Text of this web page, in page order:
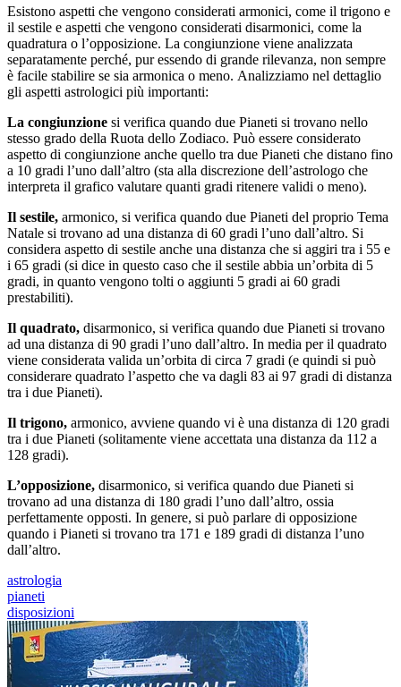
Esistono aspetti che vengono considerati armonici, come il trigono e
il sestile e aspetti che vengono considerati disarmonici, come la
quadratura o l’opposizione. La congiunzione viene analizzata
separatamente perché, pur essendo di grande rilevanza, non sempre
è facile stabilire se sia armonica o meno. Analizziamo nel dettaglio
gli aspetti astrologici più importanti:
La congiunzione si verifica quando due Pianeti si trovano nello
stesso grado della Ruota dello Zodiaco. Può essere considerato
aspetto di congiunzione anche quello tra due Pianeti che distano fino
a 10 gradi l’uno dall’altro (sta alla discrezione dell’astrologo che
interpreta il grafico valutare quanti gradi ritenere validi o meno).
Il sestile, armonico, si verifica quando due Pianeti del proprio Tema
Natale si trovano ad una distanza di 60 gradi l’uno dall’altro. Si
considera aspetto di sestile anche una distanza che si aggiri tra i 55 e
i 65 gradi (si dice in questo caso che il sestile abbia un’orbita di 5
gradi, in quanto vengono tolti o aggiunti 5 gradi ai 60 gradi
prestabiliti).
Il quadrato, disarmonico, si verifica quando due Pianeti si trovano
ad una distanza di 90 gradi l’uno dall’altro. In media per il quadrato
viene considerata valida un’orbita di circa 7 gradi (e quindi si può
considerare quadrato l’aspetto che va dagli 83 ai 97 gradi di distanza
tra i due Pianeti).
Il trigono, armonico, avviene quando vi è una distanza di 120 gradi
tra i due Pianeti (solitamente viene accettata una distanza da 112 a
128 gradi).
L’opposizione, disarmonico, si verifica quando due Pianeti si
trovano ad una distanza di 180 gradi l’uno dall’altro, ossia
perfettamente opposti. In genere, si può parlare di opposizione
quando i Pianeti si trovano tra 171 e 189 gradi di distanza l’uno
dall’altro.
astrologia
pianeti
disposizioni